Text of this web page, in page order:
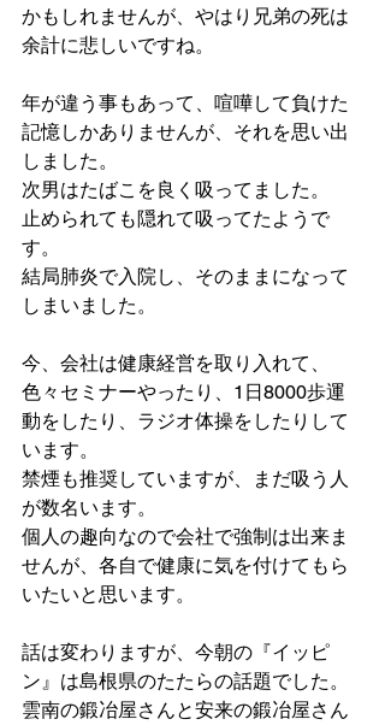
かもしれませんが、やはり兄弟の死は
余計に悲しいですね。
年が違う事もあって、喧嘩して負けた
記憶しかありませんが、それを思い出
しました。
次男はたばこを良く吸ってました。
止められても隠れて吸ってたようで
す。
結局肺炎で入院し、そのままになって
しまいました。
今、会社は健康経営を取り入れて、
色々セミナーやったり、1日8000歩運
動をしたり、ラジオ体操をしたりして
います。
禁煙も推奨していますが、まだ吸う人
が数名います。
個人の趣向なので会社で強制は出来ま
せんが、各自で健康に気を付けてもら
いたいと思います。
話は変わりますが、今朝の『イッピ
ン』は島根県のたたらの話題でした。
雲南の鍛冶屋さんと安来の鍛冶屋さん